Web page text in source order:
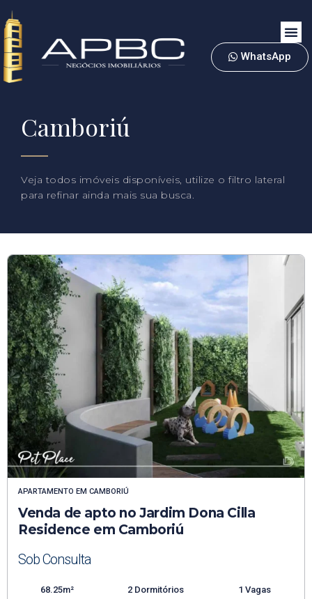
WhatsApp
Camboriú
Veja todos imóveis disponíveis, utilize o filtro lateral
para refinar ainda mais sua busca.
APARTAMENTO EM CAMBORIÚ
Venda de apto no Jardim Dona Cilla
Residence em Camboriú
Sob Consulta
68.25m² 2 Dormitórios 1 Vagas